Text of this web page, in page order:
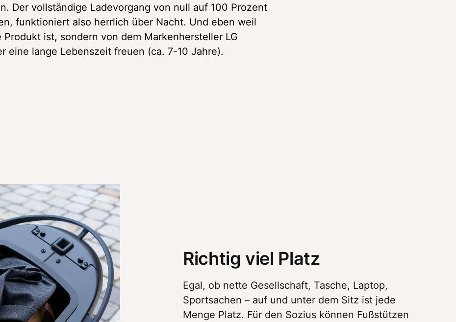
Der vollständige Ladevorgang von null auf 100 Prozent
funktioniert also herrlich über Nacht. Und eben weil
ist, sondern von dem Markenhersteller LG
eine lange Lebenszeit freuen (ca. 7-10 Jahre).
Richtig viel Platz
Egal, ob nette Gesellschaft, Tasche, Laptop,
Sportsachen – auf und unter dem Sitz ist jede
Menge Platz. Für den Sozius können Fußstützen